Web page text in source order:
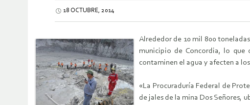
18 OCTUBRE, 2014
Alrededor de 10 mil 800
municipio de Concordia, lo que
contaminen el agua y afecten a
«La Procuraduría Federal de
de jales de la mina Dos Señores,